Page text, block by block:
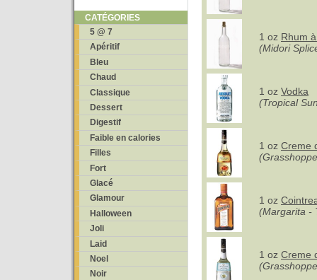
CATÉGORIES
5 @ 7
Apéritif
Bleu
Chaud
Classique
Dessert
Digestif
Faible en calories
Filles
Fort
Glacé
Glamour
Halloween
Joli
Laid
Noel
Noir
1 oz Rhum
(Midori
1 oz Vodka
(Tropical
1 oz Creme
1 oz
(Margarita -
1 oz Creme